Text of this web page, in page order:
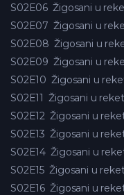
S02E06 Žigosani u
S02E07 Žigosani u
S02E08 Žigosani u
S02E09 Žigosani u
S02E10 Žigosani u
S02E11 Žigosani u
S02E12 Žigosani u
S02E13 Žigosani u
S02E14 Žigosani u
S02E15 Žigosani u
S02E16 Žigosani u